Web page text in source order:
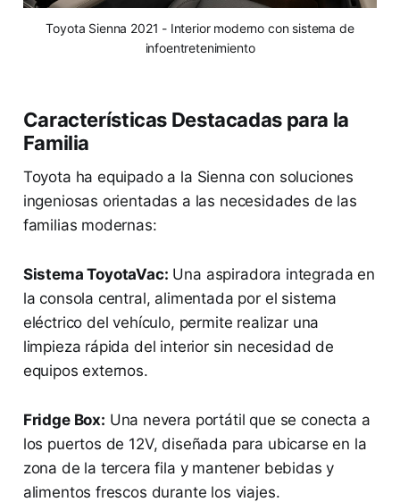
Toyota Sienna 2021 - Interior moderno con sistema de
infoentretenimiento
Características Destacadas para la
Familia
Toyota ha equipado a la Sienna con soluciones
ingeniosas orientadas a las necesidades de las
familias modernas:
Sistema ToyotaVac: Una aspiradora integrada en
la consola central, alimentada por el sistema
eléctrico del vehículo, permite realizar una
limpieza rápida del interior sin necesidad de
equipos externos.
Fridge Box: Una nevera portátil que se conecta a
los puertos de 12V, diseñada para ubicarse en la
zona de la tercera fila y mantener bebidas y
alimentos frescos durante los viajes.